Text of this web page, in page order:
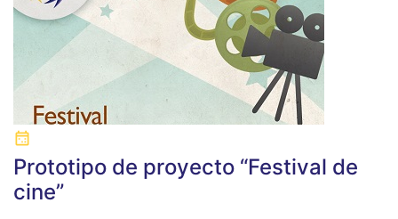
Prototipo de proyecto “Festival de
cine”